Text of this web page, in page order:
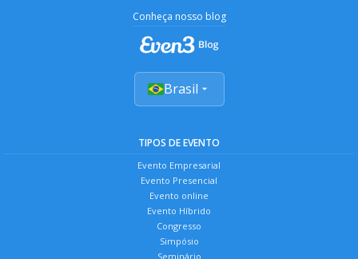
Conheça nosso blog
Brasil
TIPOS DE EVENTO
Evento Empresarial
Evento Presencial
Evento online
Evento Híbrido
Congresso
Simpósio
Seminário